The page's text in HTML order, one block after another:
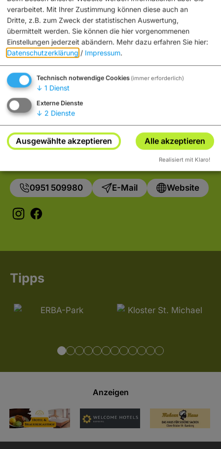
Möchten Sie von „OpenStreetMap/Leaflet“ bereitgestellte
externe Inhalte laden?
Ja Immer
Hotel am Dom
Katzenberg 5
0951 509980 E-Mail Website
Tipps
Anzeigen
verarbeitet. Mit Ihrer Zustimmung können diese auch an
Dritte, z.B. zum Zweck der statistischen Auswertung,
übermittelt werden. Sie können die hier vorgenommenen
Einstellungen jederzeit abändern. Mehr dazu erfahren Sie hier:
Datenschutzerklärung / Impressum.
Technisch notwendige Cookies (immer erforderlich)
↓ 1 Dienst
Externe Dienste
↓ 2 Dienste
Ausgewählte akzeptieren Alle akzeptieren
Realisiert mit Klaro!